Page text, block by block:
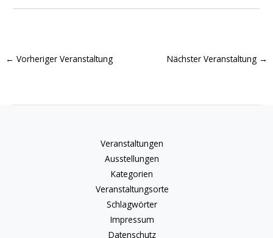
← Vorheriger Veranstaltung Nächster Veranstaltung →
Veranstaltungen
Ausstellungen
Kategorien
Veranstaltungsorte
Schlagwörter
Impressum
Datenschutz